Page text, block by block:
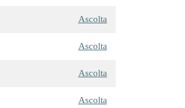
Ascolta
Ascolta
Ascolta
Ascolta